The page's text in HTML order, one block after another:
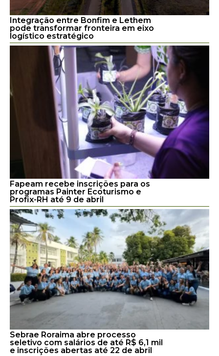
Integração entre Bonfim e Lethem
pode transformar fronteira em eixo
logístico estratégico
Fapeam recebe inscrições para os
programas Painter Ecoturismo e
Profix-RH até 9 de abril
Sebrae Roraima abre processo
seletivo com salários de até R$ 6,1 mil
e inscrições abertas até 22 de abril